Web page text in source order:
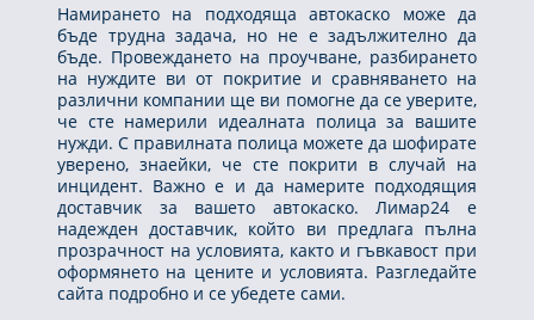
Намирането на подходяща автокаско може да
бъде трудна задача, но не е задължително да
бъде. Провеждането на проучване, разбирането
на нуждите ви от покритие и сравняването на
различни компании ще ви помогне да се уверите,
че сте намерили идеалната полица за вашите
нужди. С правилната полица можете да шофирате
уверено, знаейки, че сте покрити в случай на
инцидент. Важно е и да намерите подходящия
доставчик за вашето автокаско. Лимар24 е
надежден доставчик, който ви предлага пълна
прозрачност на условията, както и гъвкавост при
оформянето на цените и условията. Разгледайте
сайта подробно и се убедете сами.